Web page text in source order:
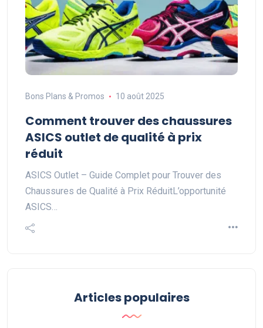
Bons Plans & Promos 10 août 2025
Comment trouver des chaussures
ASICS outlet de qualité à prix
réduit
ASICS Outlet – Guide Complet pour Trouver des
Chaussures de Qualité à Prix RéduitL’opportunité
ASICS…
Articles populaires